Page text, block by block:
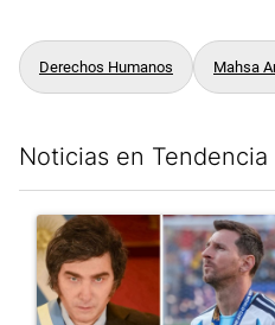
Derechos Humanos Mahsa
Noticias en Tendencia
Un artículo de tendencia con